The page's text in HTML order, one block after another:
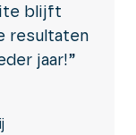
blijft
resultaten
jaar!”